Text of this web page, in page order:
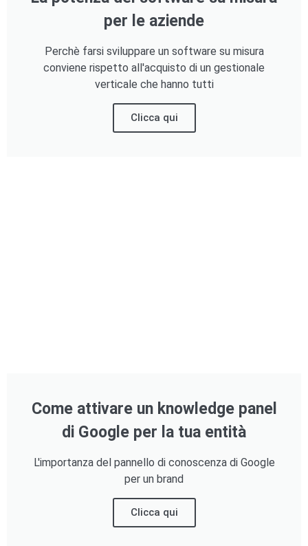
per le aziende
Perchè farsi sviluppare un software su misura
conviene rispetto all'acquisto di un gestionale
verticale che hanno tutti
Clicca qui
Come attivare un knowledge panel
di Google per la tua entità
L'importanza del pannello di conoscenza di Google
per un brand
Clicca qui